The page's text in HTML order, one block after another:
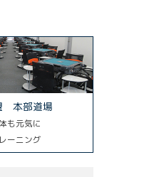
本部道場
も元気に
ーニング